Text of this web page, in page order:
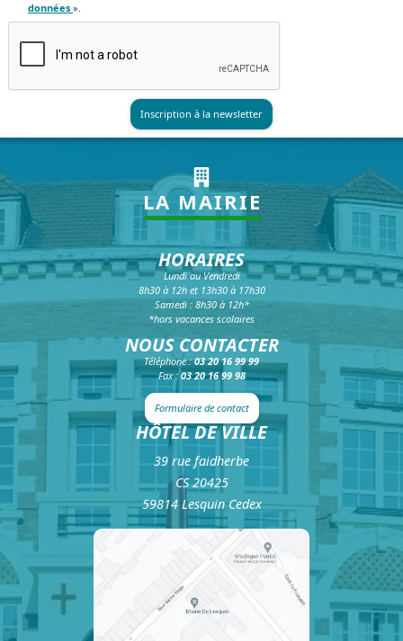
données ».
LA MAIRIE
HORAIRES
Lundi au Vendredi
8h30 à 12h et 13h30 à 17h30
Samedi : 8h30 à 12h*
*hors vacances scolaires
NOUS CONTACTER
Téléphone :03 20 16 99 99
Fax : 03 20 16 99 98
Formulaire de contact
HÔTEL DE VILLE
39 rue faidherbe
CS 20425
59814 Lesquin Cedex